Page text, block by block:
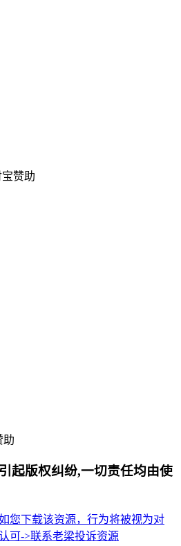
宝赞助
助
起版权纠纷,一切责任均由使
您下载该资源，行为将被视为对
可->联系老梁投诉资源